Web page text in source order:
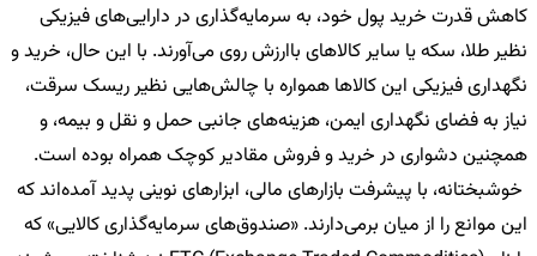
کاهش قدرت خرید پول خود، به سرمایه‌گذاری در دارایی‌های فیزیکی
نظیر طلا، سکه یا سایر کالاهای باارزش روی می‌آورند. با این حال، خرید و
نگهداری فیزیکی این کالاها همواره با چالش‌هایی نظیر ریسک سرقت،
نیاز به فضای نگهداری ایمن، هزینه‌های جانبی حمل و نقل و بیمه، و
همچنین دشواری در خرید و فروش مقادیر کوچک همراه بوده است.
خوشبختانه، با پیشرفت بازارهای مالی، ابزارهای نوینی پدید آمده‌اند که
این موانع را از میان برمی‌دارند. «صندوق‌های سرمایه‌گذاری کالایی» که